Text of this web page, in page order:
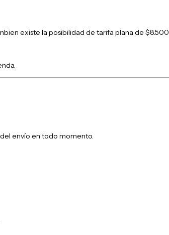
existe la posibilidad de tarifa plana de $8.500
envío en todo momento.